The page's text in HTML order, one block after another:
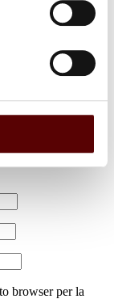
obbligatori sono
browser per la